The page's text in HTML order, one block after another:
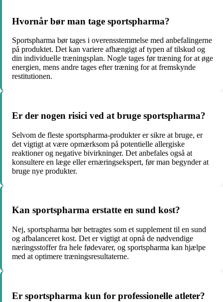
Hvornår bør man tage sportspharma?
Sportspharma bør tages i overensstemmelse med anbefalingerne
på produktet. Det kan variere afhængigt af typen af ​​tilskud og
din individuelle træningsplan. Nogle tages før træning for at øge
energien, mens andre tages efter træning for at fremskynde
restitutionen.
Er der nogen risici ved at bruge sportspharma?
Selvom de fleste sportspharma-produkter er sikre at bruge, er
det vigtigt at være opmærksom på potentielle allergiske
reaktioner og negative bivirkninger. Det anbefales også at
konsultere en læge eller ernæringsekspert, før man begynder at
bruge nye produkter.
Kan sportspharma erstatte en sund kost?
Nej, sportspharma bør betragtes som et supplement til en sund
og afbalanceret kost. Det er vigtigt at opnå de nødvendige
næringsstoffer fra hele fødevarer, og sportspharma kan hjælpe
med at optimere træningsresultaterne.
Er sportspharma kun for professionelle atleter?